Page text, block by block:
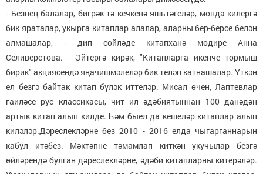
- Безнең балалар, бигрәк тә кечкенә яшьтәгеләр, монда килергә
бик яраталар, укырга китаплар алалар, аларны бер-берсе белән
алмашалар, - дип сөйләде китапханә мөдире Анна
Селиверстова. - Әйтергә кирәк, "Китапларга икенче тормыш
бирик" акциясендә яңачишмәлеләр бик теләп катнашалар. Үткән
ел безгә байтак китап бүләк иттеләр. Мисал өчен, Лаптевлар
гаиләсе рус классикасы, чит ил әдәбиятыннан 100 данәдән
артык китап алып килде. Һәм быел да кешеләр китаплар алып
киләләр.Дәреслекләрне без 2010 - 2016 елда чыгарганнарын
кабул итәбез. Мәктәпне тәмамлап киткән укучылар безгә
өйләрендә булган дәреслекләрне, әдәби китапларны китерәләр.